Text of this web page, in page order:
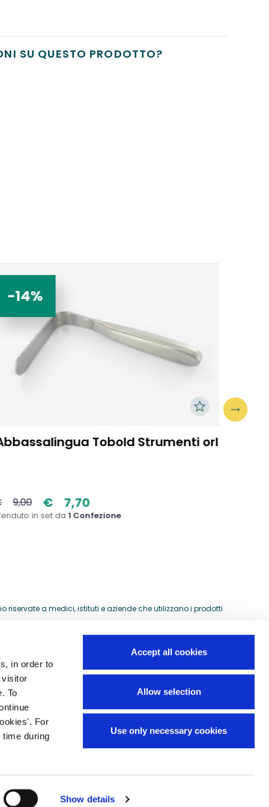
in order to
visitor
To
For
during
Show details
Accept all cookies
Allow selection
Use only necessary cookies
SU QUESTO PRODOTTO?
-14%
Tobold Strumenti orl
9,00 € 7,70
in set da1 Confezione
a medici, istituti e aziende che utilizzano i prodotti
Guida all'acquisto
Preventivi per ordini speciali
Domande frequenti
Mappa del sito